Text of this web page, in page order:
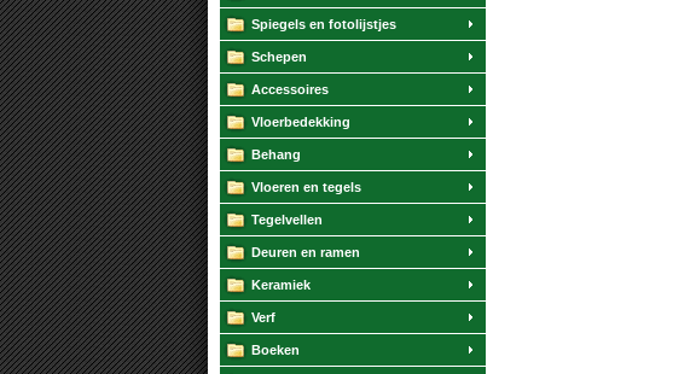
Spiegels en fotolijstjes
Schepen
Accessoires
Vloerbedekking
Behang
Vloeren en tegels
Tegelvellen
Deuren en ramen
Keramiek
Verf
Boeken